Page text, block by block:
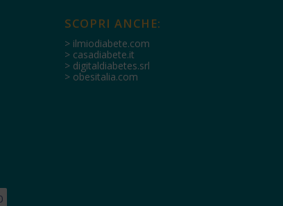
SCOPRI ANCHE:
> ilmiodiabete.com
> casadiabete.it
> digitaldiabetes.srl
> obesitalia.com